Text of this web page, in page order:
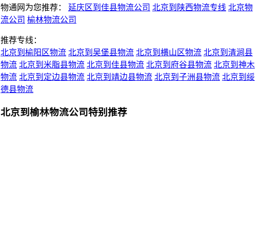
物通网为您推荐： 延庆区到佳县物流公司 北京到陕西物流专线 北京物
流公司 榆林物流公司
推荐专线：
北京到榆阳区物流 北京到吴堡县物流 北京到横山区物流 北京到清涧县
物流 北京到米脂县物流 北京到佳县物流 北京到府谷县物流 北京到神木
物流 北京到定边县物流 北京到靖边县物流 北京到子洲县物流 北京到绥
德县物流
北京到榆林物流公司特别推荐